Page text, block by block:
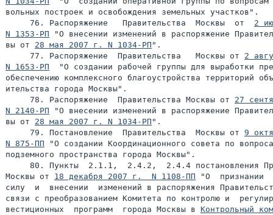
вольных построек и освобождения земельных участков".
     76. Распоряжение   Правительства  Москвы  от
2
N 1353-РП "О внесении изменений в распоряжение
вы от 28 мая 2007 г. N 1034-РП ".
     77. Распоряжение  Правительства   Москвы от
2
N 1653-РП
"О создании рабочей группы для выработки
обеспечению комплексного благоустройства территорий
ительства города Москвы".
     78. Распоряжение  Правительства Москвы от
27
N 2140-РП "О внесении изменений в распоряжение
вы от 28 мая 2007 г. N 1034-РП ".
     79. Постановление  Правительства  Москвы от
9
N 875-ПП "О создании Координационного совета по
подземного пространства города Москвы".
80. Пункты  2.1.1,  2.4.2,  2.4.4 постановления
Москвы от 18 декабря 2007 г.  N 1108-ПП "О  признании
силу  и  внесении  изменений в распоряжения
связи с преобразованием Комитета по контролю и
вестиционных  программ  города Москвы в Контрольный